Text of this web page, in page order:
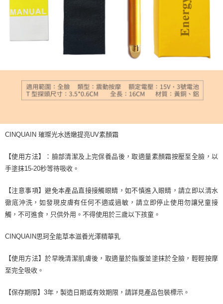
CINQUAIN 璀璨光水透嫩提亮UV素顏霜
【使用方法】：臉部清潔及上完保養品後，取適量素顏霜按壓至全臉，以
手塗抹15-20秒等待吸收。
【注意事項】避免本產品直接接觸眼睛，如不慎進入眼睛，請立即以清水
徹底沖洗，如發現皮膚有任何不適或過敏，請立即停止使用勿讓兒童接
觸，不可進食，只供外用。不得使用於三歲以下孩童。
CINQUAIN思珂全能草本滋養光澤精華乳
【使用方法】於早晚清潔肌膚後，取適量於指腹並塗抹於全臉，輕輕按摩
至完全吸收。
【保存期限】3年，製造日期或有效期限，請詳見產品包裝標示。